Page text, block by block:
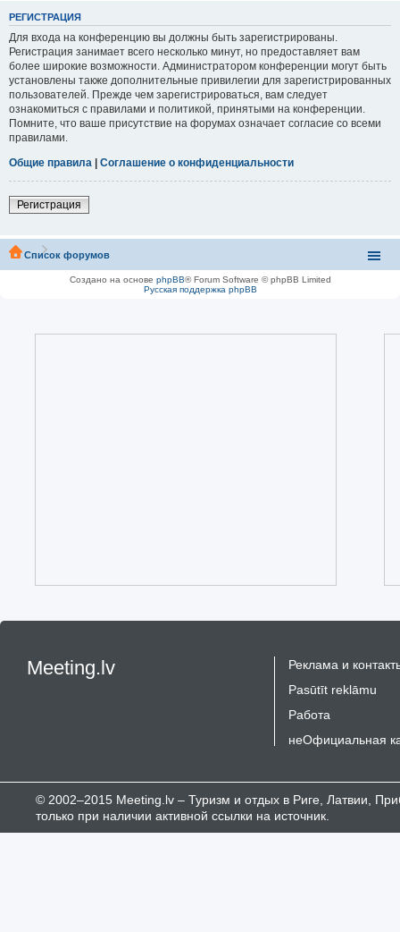
РЕГИСТРАЦИЯ
Для входа на конференцию вы должны быть зарегистрированы.
Регистрация занимает всего несколько минут, но предоставляет вам
более широкие возможности. Администратором конференции могут быть
установлены также дополнительные привилегии для зарегистрированных
пользователей. Прежде чем зарегистрироваться, вам следует
ознакомиться с правилами и политикой, принятыми на конференции.
Помните, что ваше присутствие на форумах означает согласие со всеми
правилами.
Общие правила
Соглашение о конфиденциальности
Регистрация
Список форумов
Создано на основе phpBB® Forum Software © phpBB Limited
Русская поддержка phpBB
Meeting.lv
Реклама и
Pasūtīt reklāmu
Работа
неОфициальная
© 2002–2015 Meeting.lv – Туризм и отдых в Риге, Латвии,
только при наличии активной ссылки на источник.